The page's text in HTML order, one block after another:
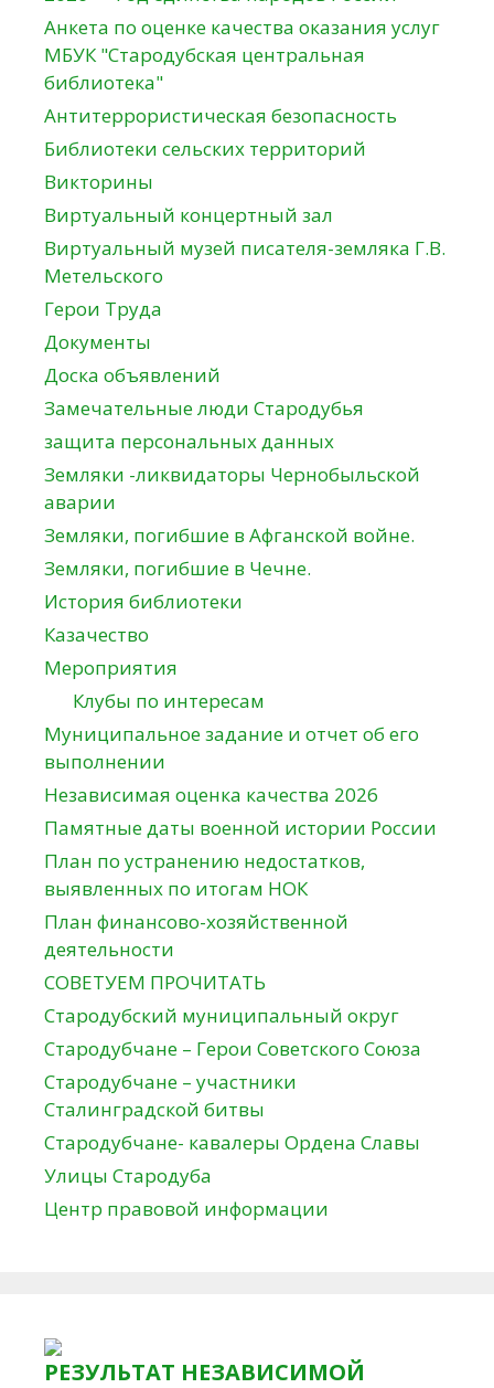
Анкета по оценке качества оказания услуг
МБУК "Стародубская центральная
библиотека"
Антитеррористическая безопасность
Библиотеки сельских территорий
Викторины
Виртуальный концертный зал
Виртуальный музей писателя-земляка Г.В.
Метельского
Герои Труда
Документы
Доска объявлений
Замечательные люди Стародубья
защита персональных данных
Земляки -ликвидаторы Чернобыльской
аварии
Земляки, погибшие в Афганской войне.
Земляки, погибшие в Чечне.
История библиотеки
Казачество
Мероприятия
Клубы по интересам
Муниципальное задание и отчет об его
выполнении
Независимая оценка качества 2026
Памятные даты военной истории России
План по устранению недостатков,
выявленных по итогам НОК
План финансово-хозяйственной
деятельности
СОВЕТУЕМ ПРОЧИТАТЬ
Стародубский муниципальный округ
Стародубчане – Герои Советского Союза
Стародубчане – участники
Сталинградской битвы
Стародубчане- кавалеры Ордена Славы
Улицы Стародуба
Центр правовой информации
РЕЗУЛЬТАТ НЕЗАВИСИМОЙ